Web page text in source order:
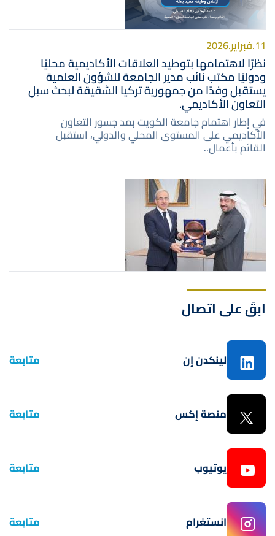
11.فبراير.2026
نظرًا لاهتمامها بتوطيد العلاقات الأكاديمية محليًا
ودوليًا مكتب نائب مدير الجامعة للشؤون العلمية
يستقبل وفدًا من جمهورية تركيا الشقيقة لبحث سبل
التعاون الأكاديمي.
في إطار اهتمام جامعة الكويت بمد جسور التعاون
الأكاديمي على المستوى المحلي والدولي، استقبل
القائم بأعمال..
صورة
ابقَ على اتصال
لينكدن إن متابعة
منصة إكس متابعة
يوتيوب متابعة
انستغرام متابعة